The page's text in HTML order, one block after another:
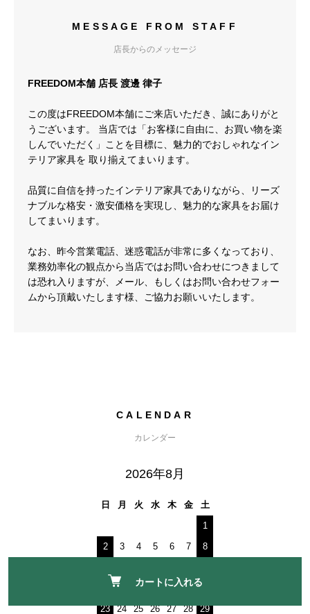
カートに入れる
MESSAGE FROM STAFF
店長からのメッセージ
FREEDOM本舗 店長 渡邊 律子
この度はFREEDOM本舗にご来店いただき、誠にありがと
うございます。 当店では「お客様に自由に、お買い物を楽
しんでいただく」ことを目標に、魅力的でおしゃれなイン
テリア家具を 取り揃えてまいります。
品質に自信を持ったインテリア家具でありながら、リーズ
ナブルな格安・激安価格を実現し、魅力的な家具をお届け
してまいります。
なお、昨今営業電話、迷惑電話が非常に多くなっており、
業務効率化の観点から当店ではお問い合わせにつきまして
は恐れ入りますが、メール、もしくはお問い合わせフォー
ムから頂戴いたします様、ご協力お願いいたします。
CALENDAR
カレンダー
2026年8月
日 月 火 水 木 金
土
1
2
3 4 5 6 7
8
17 18 19 20 21
22
23
24 25 26 27 28 29